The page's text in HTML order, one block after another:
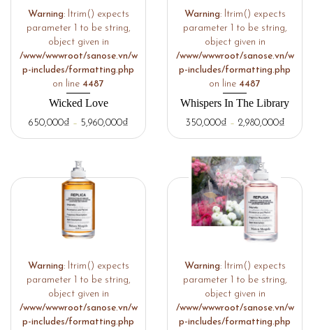
Warning: ltrim() expects
parameter 1 to be string,
object given in
/www/wwwroot/sanose.vn/w
p-includes/formatting.php
on line 4487
Wicked Love
650,000₫ – 5,960,000₫
Warning: ltrim() expects
parameter 1 to be string,
object given in
/www/wwwroot/sanose.vn/w
p-includes/formatting.php
on line 4487
Whispers In The Library
350,000₫ – 2,980,000₫
Warning: ltrim() expects
parameter 1 to be string,
object given in
/www/wwwroot/sanose.vn/w
p-includes/formatting.php
Warning: ltrim() expects
parameter 1 to be string,
object given in
/www/wwwroot/sanose.vn/w
p-includes/formatting.php